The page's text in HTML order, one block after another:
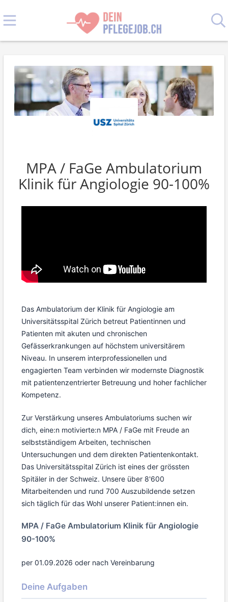
MPA / FaGe Ambulatorium
Klinik für Angiologie 90-100%
Das Ambulatorium der Klinik für Angiologie am
Universitätsspital Zürich betreut Patientinnen und
Patienten mit akuten und chronischen
Gefässerkrankungen auf höchstem universitärem
Niveau. In unserem interprofessionellen und
engagierten Team verbinden wir modernste Diagnostik
mit patientenzentrierter Betreuung und hoher fachlicher
Kompetenz.
Zur Verstärkung unseres Ambulatoriums suchen wir
dich, eine:n motivierte:n MPA / FaGe mit Freude an
selbstständigem Arbeiten, technischen
Untersuchungen und dem direkten Patientenkontakt.
Das Universitätsspital Zürich ist eines der grössten
Spitäler in der Schweiz. Unsere über 8'600
Mitarbeitenden und rund 700 Auszubildende setzen
sich täglich für das Wohl unserer Patient:innen ein.
MPA / FaGe Ambulatorium Klinik für Angiologie
90-100%
per 01.09.2026 oder nach Vereinbarung
Deine Aufgaben